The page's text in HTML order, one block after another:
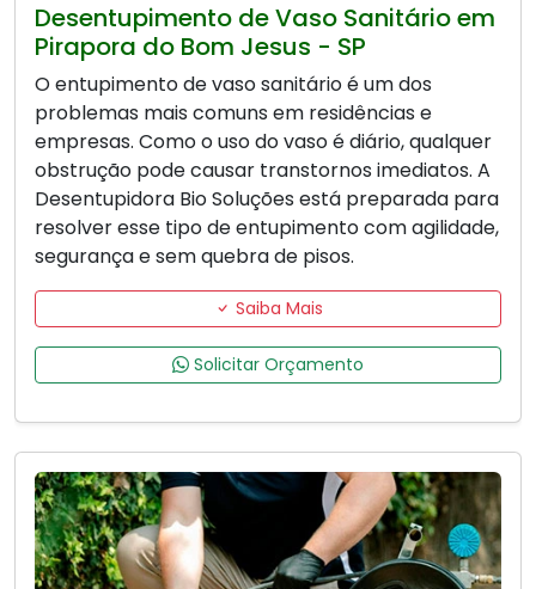
Desentupimento de Vaso Sanitário em
Pirapora do Bom Jesus - SP
O entupimento de vaso sanitário é um dos
problemas mais comuns em residências e
empresas. Como o uso do vaso é diário, qualquer
obstrução pode causar transtornos imediatos. A
Desentupidora Bio Soluções está preparada para
resolver esse tipo de entupimento com agilidade,
segurança e sem quebra de pisos.
Saiba Mais
Solicitar Orçamento